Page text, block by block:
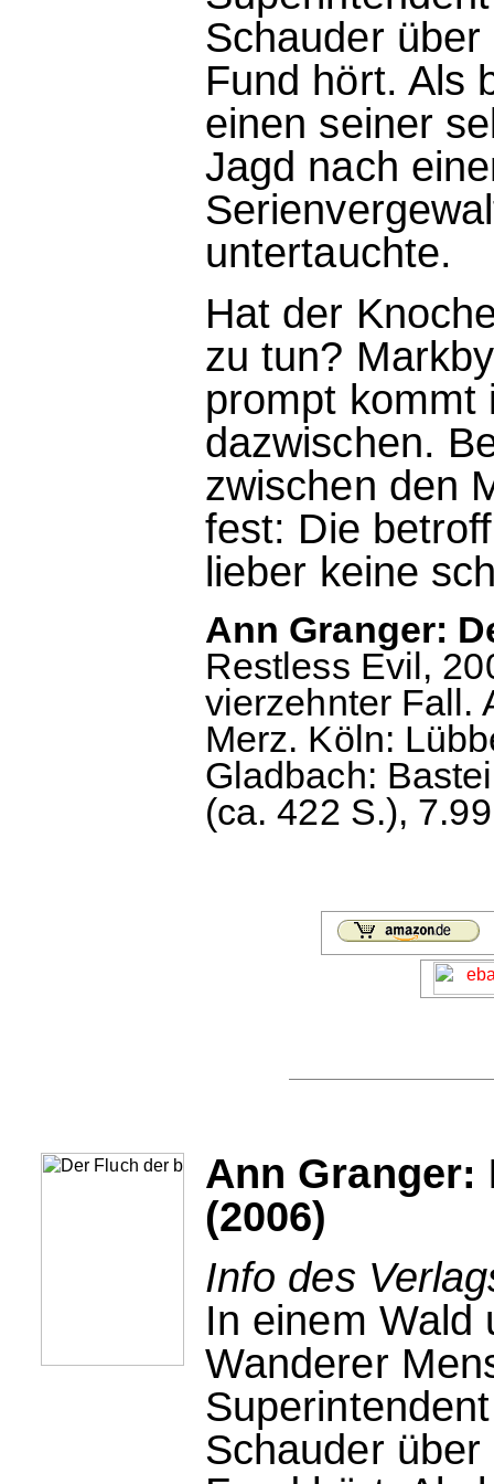
Schauder
Fund hört. Als
einen seiner
Jagd nach
untertauchte.
Hat der
zu tun?
prompt kommt
dazwischen.
zwischen den
fest: Die
lieber keine
Ann Granger:
Restless Evil,
vierzehnter Fall.
Merz. Köln:
Gladbach:
(ca. 422 S.),
Ann Granger:
(2006)
Info des
In einem Wald
Wanderer
Schauder